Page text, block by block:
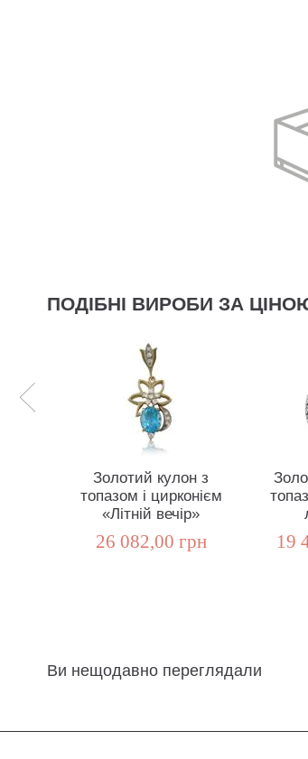
ПОДІБНІ ВИРОБИ ЗА
Золотий кулон з
топазом і цирконієм
«Літній вечір»
26 082,00 грн 19
Ви нещодавно переглядали